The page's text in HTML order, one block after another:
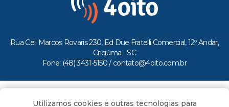
Rua Cel. Marcos Rovaris 230, Ed Due Fratelli Comercial, 12º Andar,
Criciúma - SC
Fone: (48) 3431-5150 / contato@4oito.com.br
Todos os direitos reservados ao Portal 4oito
Utilizamos cookies e outras tecnologias para